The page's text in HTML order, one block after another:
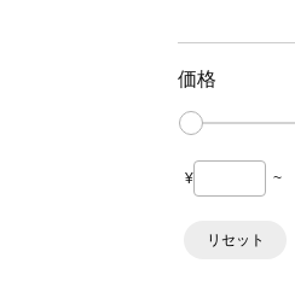
価格
¥ ~
リセット